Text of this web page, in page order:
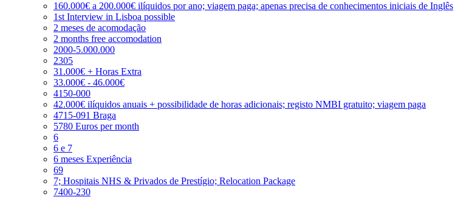
160.000€ a 200.000€ ilíquidos por ano; viagem paga; apenas precisa de conhecimentos iniciais de Inglês
1st Interview in Lisboa possible
2 meses de acomodação
2 months free accomodation
2000-5.000.000
2305
31.000€ + Horas Extra
33.000€ - 46.000€
4150-000
42.000€ ilíquidos anuais + possibilidade de horas adicionais; registo NMBI gratuito; viagem paga
4715-091 Braga
5780 Euros per month
6
6 e 7
6 meses Experiência
69
7; Hospitais NHS & Privados de Prestígio; Relocation Package
7400-230